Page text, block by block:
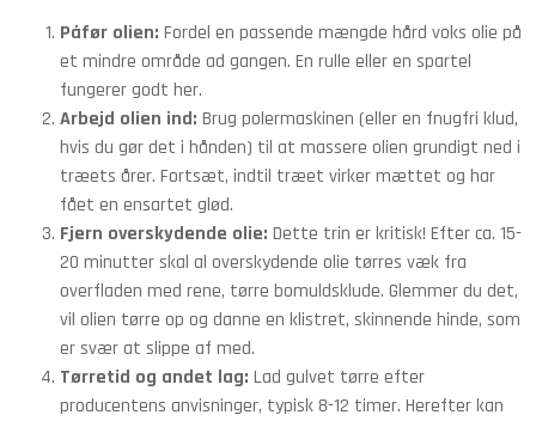
Påfør olien: Fordel en passende mængde hård voks olie på
et mindre område ad gangen. En rulle eller en spartel
fungerer godt her.
Arbejd olien ind: Brug polermaskinen (eller en fnugfri klud,
hvis du gør det i hånden) til at massere olien grundigt ned i
træets årer. Fortsæt, indtil træet virker mættet og har
fået en ensartet glød.
Fjern overskydende olie: Dette trin er kritisk! Efter ca. 15-
20 minutter skal al overskydende olie tørres væk fra
overfladen med rene, tørre bomuldsklude. Glemmer du det,
vil olien tørre op og danne en klistret, skinnende hinde, som
er svær at slippe af med.
Tørretid og andet lag: Lad gulvet tørre efter
producentens anvisninger, typisk 8-12 timer. Herefter kan